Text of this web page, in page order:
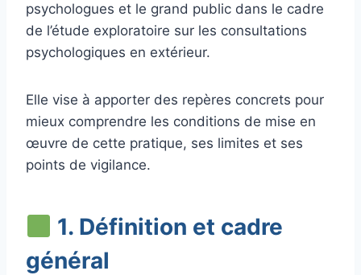
psychologues et le grand public dans le cadre
de l’étude exploratoire sur les consultations
psychologiques en extérieur.
Elle vise à apporter des repères concrets pour
mieux comprendre les conditions de mise en
œuvre de cette pratique, ses limites et ses
points de vigilance.
1. Définition et cadre
général